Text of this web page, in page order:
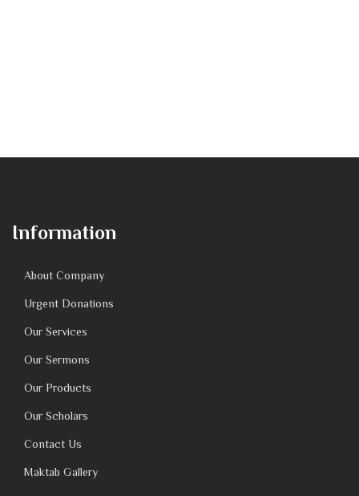
Information
About Company
Urgent Donations
Our Services
Our Sermons
Our Products
Our Scholars
Contact Us
Maktab Gallery